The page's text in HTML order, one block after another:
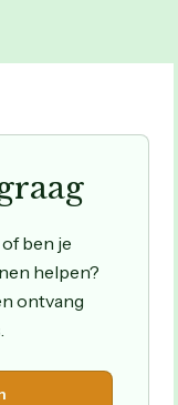
ben je
helpen?
ontvang